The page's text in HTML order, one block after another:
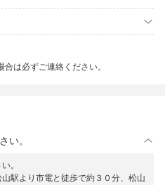
は必ずご連絡ください。
い。
。
駅より市電と徒歩で約３０分、松山